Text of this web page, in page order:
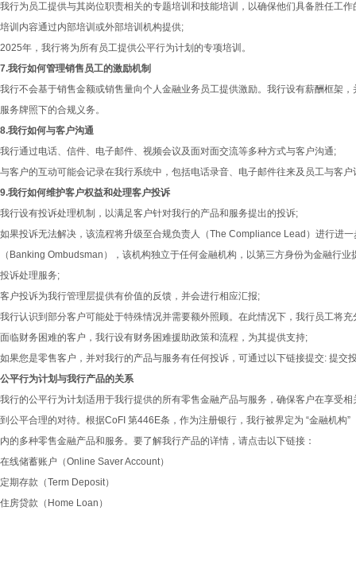
我行为员工提供与其岗位职责相关的专题培训和技能培训，以确保他们具备胜任工作
培训内容通过内部培训或外部培训机构提供;
2025年，我行将为所有员工提供公平行为计划的专项培训。
7.我行如何管理销售员工的激励机制
我行不会基于销售金额或销售量向个人金融业务员工提供激励。我行设有薪酬框架
服务牌照下的合规义务。
8.我行如何与客户沟通
我行通过电话、信件、电子邮件、视频会议及面对面交流等多种方式与客户沟通;
与客户的互动可能会记录在我行系统中，包括电话录音、电子邮件往来及员工与客户
9.我行如何维护客户权益和处理客户投诉
我行设有投诉处理机制，以满足客户针对我行的产品和服务提出的投诉;
如果投诉无法解决，该流程将升级至合规负责人（The Compliance Lead）进行进
（Banking Ombudsman），该机构独立于任何金融机构，以第三方身份为金融行
投诉处理服务;
客户投诉为我行管理层提供有价值的反馈，并会进行相应汇报;
我行认识到部分客户可能处于特殊情况并需要额外照顾。在此情况下，我行员工将
面临财务困难的客户，我行设有财务困难援助政策和流程，为其提供支持;
如果您是零售客户，并对我行的产品与服务有任何投诉，可通过以下链接提交: 提交
公平行为计划与我行产品的关系
我行的公平行为计划适用于我行提供的所有零售金融产品与服务，确保客户在享受
到公平合理的对待。根据CoFI 第446E条，作为注册银行，我行被界定为 “金融机构
内的多种零售金融产品和服务。要了解我行产品的详情，请点击以下链接：
在线储蓄账户（Online Saver Account）
定期存款（Term Deposit）
住房贷款（Home Loan）